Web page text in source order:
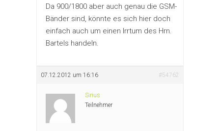
Da 900/1800 aber auch genau die GSM-
Bänder sind, könnte es sich hier doch
einfach auch um einen Irrtum des Hrn.
Bartels handeln.
07.12.2012 um 16:16 #54762
Sirius
Teilnehmer